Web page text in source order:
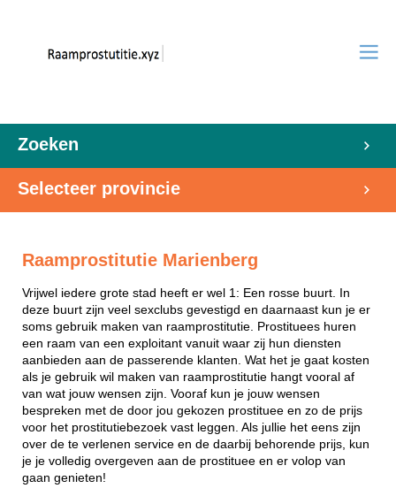
Zoeken
Selecteer provincie
Raamprostitutie Marienberg
Vrijwel iedere grote stad heeft er wel 1: Een rosse buurt. In
deze buurt zijn veel sexclubs gevestigd en daarnaast kun je er
soms gebruik maken van raamprostitutie. Prostituees huren
een raam van een exploitant vanuit waar zij hun diensten
aanbieden aan de passerende klanten. Wat het je gaat kosten
als je gebruik wil maken van raamprostitutie hangt vooral af
van wat jouw wensen zijn. Vooraf kun je jouw wensen
bespreken met de door jou gekozen prostituee en zo de prijs
voor het prostitutiebezoek vast leggen. Als jullie het eens zijn
over de te verlenen service en de daarbij behorende prijs, kun
je je volledig overgeven aan de prostituee en er volop van
gaan genieten!